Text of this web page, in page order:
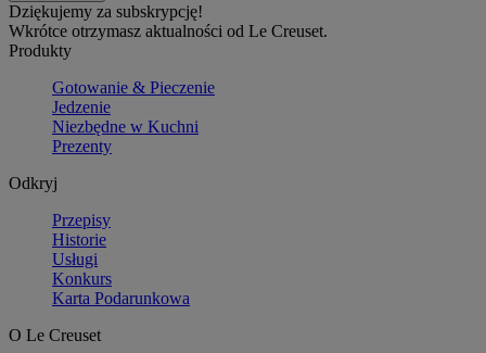
Dziękujemy za subskrypcję!
Wkrótce otrzymasz aktualności od Le Creuset.
Produkty
Gotowanie & Pieczenie
Jedzenie
Niezbędne w Kuchni
Prezenty
Odkryj
Przepisy
Historie
Usługi
Konkurs
Karta Podarunkowa
O Le Creuset